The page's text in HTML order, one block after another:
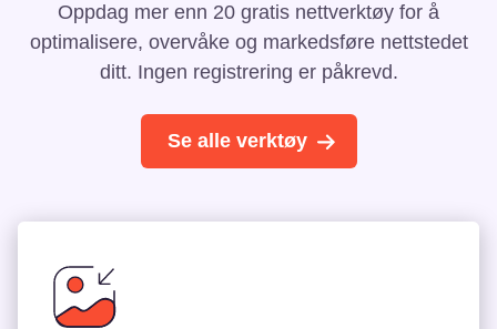
Oppdag mer enn 20 gratis nettverktøy for å
optimalisere, overvåke og markedsføre nettstedet
ditt. Ingen registrering er påkrevd.
Se alle verktøy